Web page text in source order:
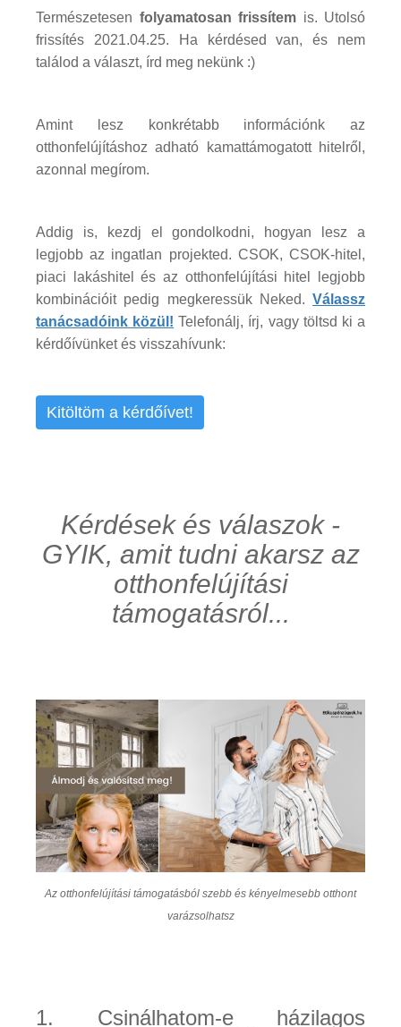
Természetesen folyamatosan frissítem is. Utolsó
frissítés 2021.04.25. Ha kérdésed van, és nem
találod a választ, írd meg nekünk :)
Amint lesz konkrétabb információnk az
otthonfelújításhoz adható kamattámogatott hitelről,
azonnal megírom.
Addig is, kezdj el gondolkodni, hogyan lesz a
legjobb az ingatlan projekted. CSOK, CSOK-hitel,
piaci lakáshitel és az otthonfelújítási hitel legjobb
kombinációit pedig megkeressük Neked. Válassz
tanácsadóink közül! Telefonálj, írj, vagy töltsd ki a
kérdőívünket és visszahívunk:
Kitöltöm a kérdőívet!
Kérdések és válaszok -
GYIK, amit tudni akarsz az
otthonfelújítási
támogatásról...
Az otthonfelújítási támogatásból szebb és kényelmesebb otthont
varázsolhatsz
1. Csinálhatom-e házilagos